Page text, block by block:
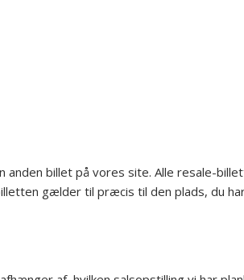
billet på vores site. Alle resale-
gælder til præcis til den plads, du